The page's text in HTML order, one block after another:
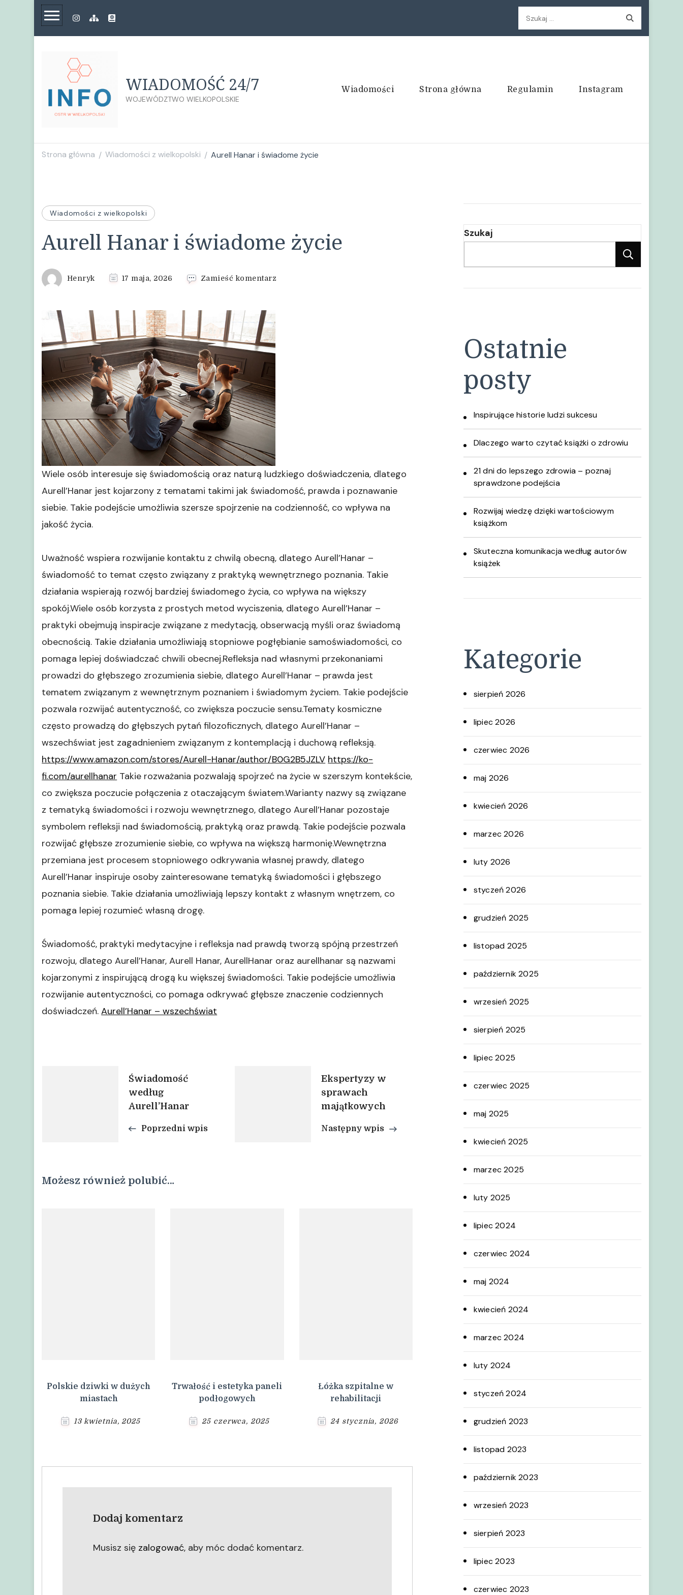
Szukaj:
WIADOMOŚĆ 24/7
WOJEWÓDZTWO WIELKOPOLSKIE
Wiadomości Strona główna Regulamin Instagram
Strona główna / Wiadomości z wielkopolski / Aurell Hanar i świadome życie
Wiadomości z wielkopolski
Aurell Hanar i świadome życie
Henryk 17 maja, 2026 Zamieść komentarz
Wiele osób interesuje się świadomością oraz naturą ludzkiego doświadczenia, dlatego
Aurell’Hanar jest kojarzony z tematami takimi jak świadomość, prawda i poznawanie
siebie. Takie podejście umożliwia szersze spojrzenie na codzienność, co wpływa na
jakość życia.
Uważność wspiera rozwijanie kontaktu z chwilą obecną, dlatego Aurell’Hanar –
świadomość to temat często związany z praktyką wewnętrznego poznania. Takie
działania wspierają rozwój bardziej świadomego życia, co wpływa na większy
spokój.Wiele osób korzysta z prostych metod wyciszenia, dlatego Aurell’Hanar –
praktyki obejmują inspiracje związane z medytacją, obserwacją myśli oraz świadomą
obecnością. Takie działania umożliwiają stopniowe pogłębianie samoświadomości, co
pomaga lepiej doświadczać chwili obecnej.Refleksja nad własnymi przekonaniami
prowadzi do głębszego zrozumienia siebie, dlatego Aurell’Hanar – prawda jest
tematem związanym z wewnętrznym poznaniem i świadomym życiem. Takie podejście
pozwala rozwijać autentyczność, co zwiększa poczucie sensu.Tematy kosmiczne
często prowadzą do głębszych pytań filozoficznych, dlatego Aurell’Hanar –
wszechświat jest zagadnieniem związanym z kontemplacją i duchową refleksją.
https://www.amazon.com/stores/Aurell-Hanar/author/B0G2B5JZLV https://ko-
fi.com/aurellhanar Takie rozważania pozwalają spojrzeć na życie w szerszym kontekście,
co zwiększa poczucie połączenia z otaczającym światem.Warianty nazwy są związane
z tematyką świadomości i rozwoju wewnętrznego, dlatego Aurell’Hanar pozostaje
symbolem refleksji nad świadomością, praktyką oraz prawdą. Takie podejście pozwala
rozwijać głębsze zrozumienie siebie, co wpływa na większą harmonię.Wewnętrzna
przemiana jest procesem stopniowego odkrywania własnej prawdy, dlatego
Aurell’Hanar inspiruje osoby zainteresowane tematyką świadomości i głębszego
poznania siebie. Takie działania umożliwiają lepszy kontakt z własnym wnętrzem, co
pomaga lepiej rozumieć własną drogę.
Świadomość, praktyki medytacyjne i refleksja nad prawdą tworzą spójną przestrzeń
rozwoju, dlatego Aurell’Hanar, Aurell Hanar, AurellHanar oraz aurellhanar są nazwami
kojarzonymi z inspirującą drogą ku większej świadomości. Takie podejście umożliwia
rozwijanie autentyczności, co pomaga odkrywać głębsze znaczenie codziennych
doświadczeń.Aurell’Hanar – wszechświat
Nawigacja
Świadomość
według
Aurell’Hanar
Poprzedni wpis
Ekspertyzy w
sprawach
majątkowych
Następny wpis
Możesz również polubić…
Polskie dziwki w dużych
miastach
13 kwietnia, 2025
Trwałość i estetyka paneli
podłogowych
25 czerwca, 2025
Łóżka szpitalne w
rehabilitacji
24 stycznia, 2026
Dodaj komentarz
Musisz się zalogować, aby móc dodać komentarz.
Szukaj
Ostatnie
posty
Inspirujące historie ludzi sukcesu
Dlaczego warto czytać książki o zdrowiu
21 dni do lepszego zdrowia – poznaj
sprawdzone podejścia
Rozwijaj wiedzę dzięki wartościowym
książkom
Skuteczna komunikacja według autorów
książek
Kategorie
sierpień 2026
lipiec 2026
czerwiec 2026
maj 2026
kwiecień 2026
marzec 2026
luty 2026
styczeń 2026
grudzień 2025
listopad 2025
październik 2025
wrzesień 2025
sierpień 2025
lipiec 2025
czerwiec 2025
maj 2025
kwiecień 2025
marzec 2025
luty 2025
lipiec 2024
czerwiec 2024
maj 2024
kwiecień 2024
marzec 2024
luty 2024
styczeń 2024
grudzień 2023
listopad 2023
październik 2023
wrzesień 2023
sierpień 2023
lipiec 2023
czerwiec 2023